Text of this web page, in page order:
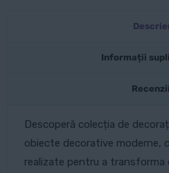
Informații
Recenzii
Descoperă colecția de
obiecte decorative moderne,
realizate pentru a transforma